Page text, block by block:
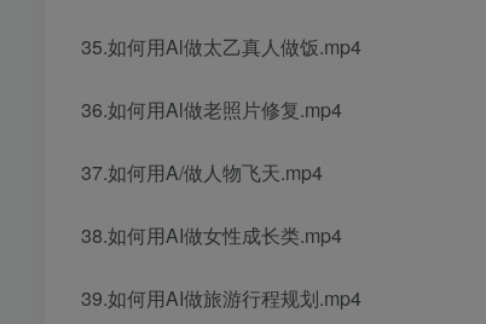
35.如何用Al做太乙真人做饭.mp4
36.如何用Al做老照片修复.mp4
37.如何用A/做人物飞天.mp4
38.如何用AI做女性成长类.mp4
39.如何用AI做旅游行程规划.mp4